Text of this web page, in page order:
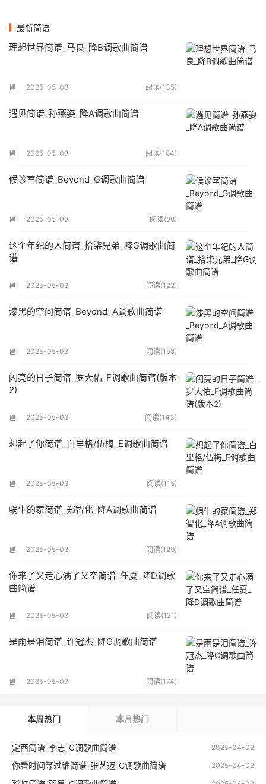
最新简谱
理想世界简谱_马良_降B调歌曲简谱
 2025-05-03 阅读(135)
遇见简谱_孙燕姿_降A调歌曲简谱
 2025-05-03 阅读(184)
候诊室简谱_Beyond_G调歌曲简谱
 2025-05-03 阅读(88)
这个年纪的人简谱_拾柒兄弟_降G调歌曲简
谱
 2025-05-03 阅读(122)
漆黑的空间简谱_Beyond_A调歌曲简谱
 2025-05-03 阅读(158)
闪亮的日子简谱_罗大佑_F调歌曲简谱(版本
2)
 2025-05-03 阅读(143)
想起了你简谱_白里格/伍梅_E调歌曲简谱
 2025-05-03 阅读(115)
蜗牛的家简谱_郑智化_降A调歌曲简谱
 2025-05-03 阅读(129)
你来了又走心满了又空简谱_任夏_降D调歌
曲简谱
 2025-05-03 阅读(121)
是雨是泪简谱_许冠杰_降G调歌曲简谱
 2025-05-03 阅读(174)
本周热门 本月热门
2025-04-02
定西简谱_李志_C调歌曲简谱
2025-04-02
你看时间等过谁简谱_张艺迈_G调歌曲简谱